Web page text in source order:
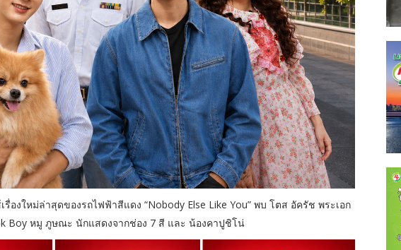
องใหม่ล่าสุดของรถไฟฟ้าสีแดง “Nobody Else Like You” พบ โตส อัครัช พระเอก
Boy หมู ภูษณะ นักแสดงจากช่อง 7 สี และ น้องคาปูชิโน่